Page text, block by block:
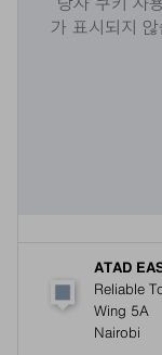
당사 쿠키 사
가 표시되지
ATAD
Reliable
Wing 5A
Nairobi